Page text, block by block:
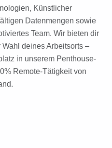
Künstlicher
Datenmengen sowie
Team. Wir bieten dir
deines Arbeitsorts –
in unserem Penthouse-
Remote-Tätigkeit von